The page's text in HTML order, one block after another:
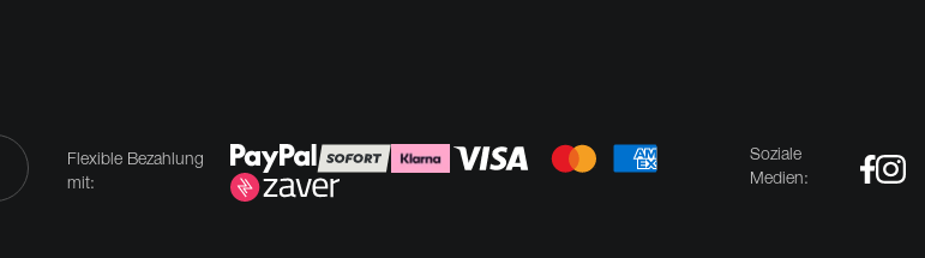
Flexible Bezahlung
mit:
Soziale
Medien: